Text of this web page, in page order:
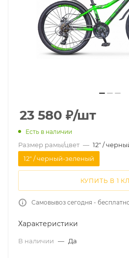
23 580 ₽/шт
Есть в наличии
Размер рамы/цвет — 12" /
12" / черный-зеленый
КУПИТЬ В 1
Самовывоз сегодня -
Характеристики
В наличии — Да